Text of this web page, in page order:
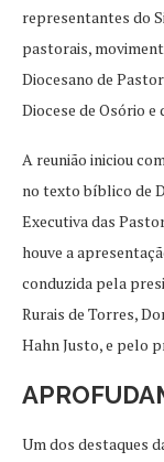
representantes do
pastorais,
Diocesano de
Diocese de Osório e
A reunião iniciou
no texto bíblico de
Executiva das
houve a
conduzida pela
Rurais de Torres,
Hahn Justo, e pelo
Um dos destaques